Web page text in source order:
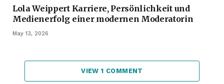
Lola Weippert Karriere, Persönlichkeit und
Medienerfolg einer modernen Moderatorin
May 13, 2026
VIEW 1 COMMENT